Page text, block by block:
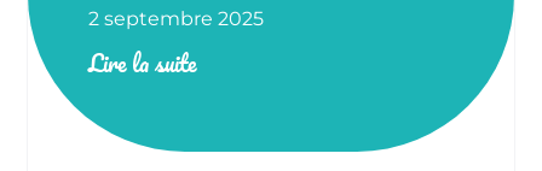
2 septembre 2025
Lire la suite